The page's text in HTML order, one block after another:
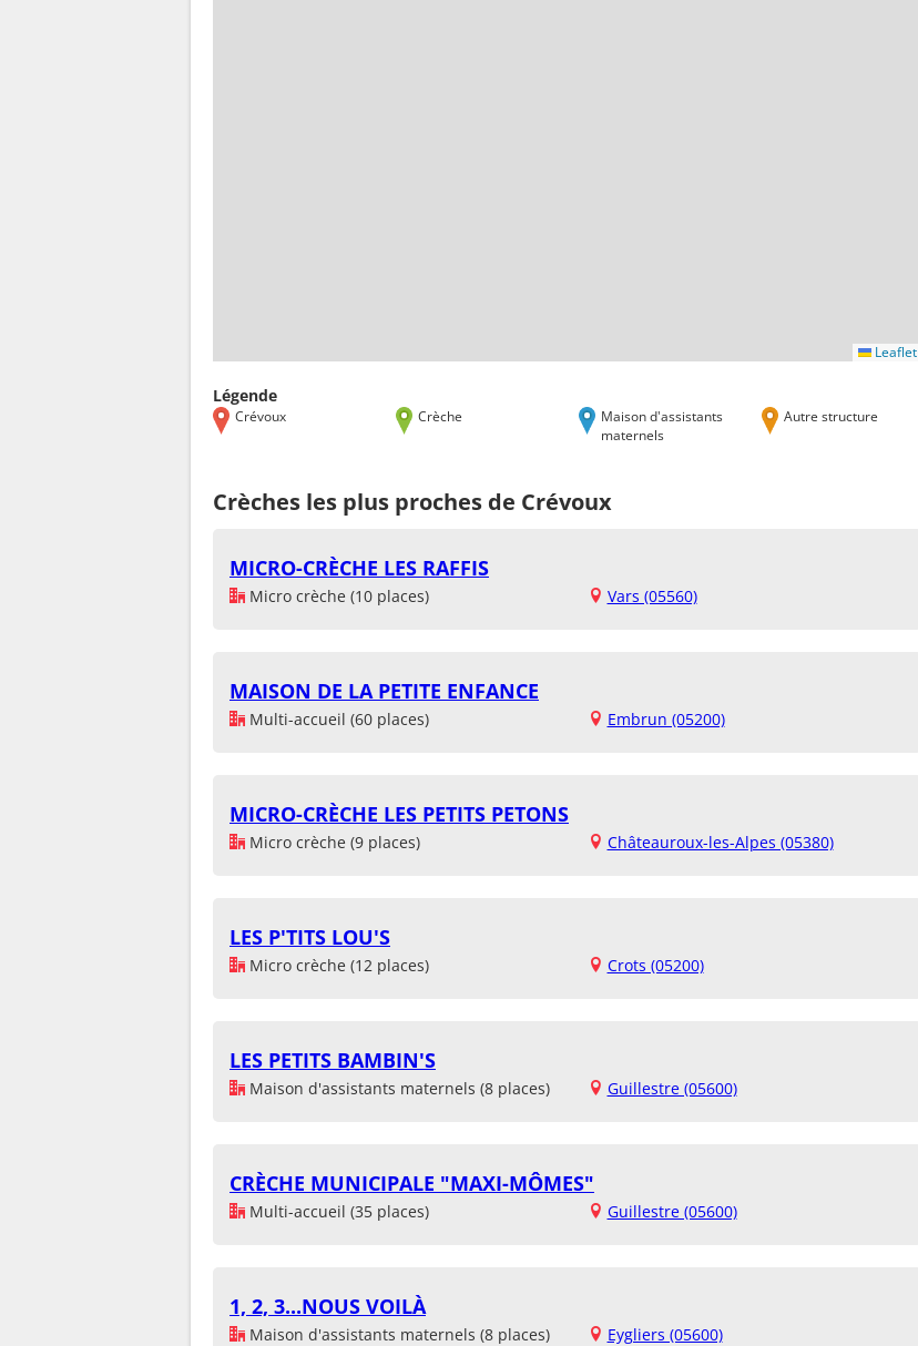
Leaflet
Légende
Crévoux Crèche
Maison d'assistants
maternels
Autre structure
Crèches les plus proches de Crévoux
MICRO-CRÈCHE LES RAFFIS
Micro crèche (10 places) Vars (05560)
MAISON DE LA PETITE ENFANCE
Multi-accueil (60 places) Embrun (05200)
MICRO-CRÈCHE LES PETITS PETONS
Micro crèche (9 places) Châteauroux-les-Alpes (05380)
LES P'TITS LOU'S
Micro crèche (12 places) Crots (05200)
LES PETITS BAMBIN'S
Maison d'assistants maternels (8 places) Guillestre (05600)
CRÈCHE MUNICIPALE "MAXI-MÔMES"
Multi-accueil (35 places) Guillestre (05600)
1, 2, 3...NOUS VOILÀ
Maison d'assistants maternels (8 places) Eygliers (05600)